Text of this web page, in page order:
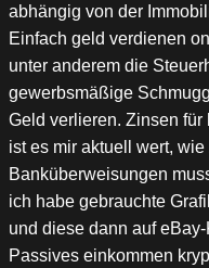
abhängig von der
Einfach geld verdienen
unter anderem die
gewerbsmäßige
Geld verlieren. Zinsen
ist es mir aktuell wert,
Banküberweisungen
ich habe gebrauchte
und diese dann auf
Passives einkommen